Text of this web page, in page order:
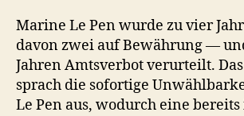
Marine Le Pen wurde zu vier
davon zwei auf Bewährung —
Jahren Amtsverbot verurteilt.
sprach die sofortige
Le Pen aus, wodurch eine